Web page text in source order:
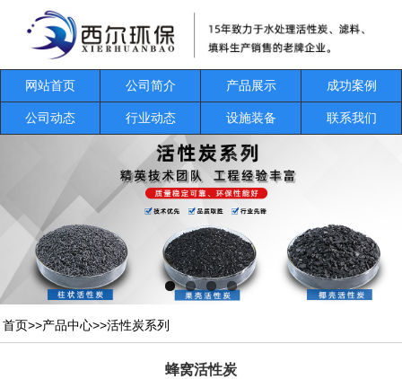
网站首页 公司简介 产品展示 成功案例
公司动态 行业动态 设施装备 联系我们
首页>>产品中心>>活性炭系列
蜂窝活性炭